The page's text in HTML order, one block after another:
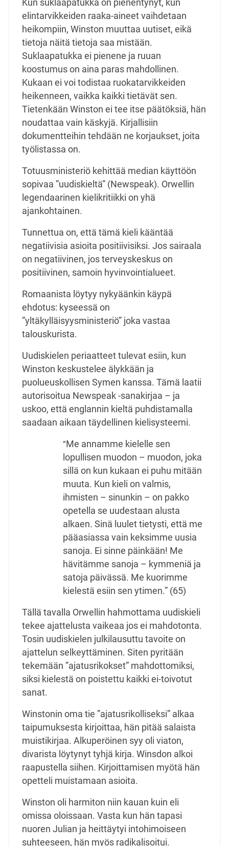
elintarvikkeiden raaka-aineet vaihdetaan
heikompiin, Winston muuttaa uutiset, eikä
tietoja näitä tietoja saa mistään.
Suklaapatukka ei pienene ja ruuan
koostumus on aina paras mahdollinen.
Kukaan ei voi todistaa ruokatarvikkeiden
heikenneen, vaikka kaikki tietävät sen.
Tietenkään Winston ei tee itse päätöksiä, hän
noudattaa vain käskyjä. Kirjallisiin
dokumentteihin tehdään ne korjaukset, joita
työlistassa on.
Totuusministeriö kehittää median käyttöön
sopivaa ”uudiskieltä” (Newspeak). Orwellin
legendaarinen kielikritiikki on yhä
ajankohtainen.
Tunnettua on, että tämä kieli kääntää
negatiivisia asioita positiivisiksi. Jos sairaala
on negatiivinen, jos terveyskeskus on
positiivinen, samoin hyvinvointialueet.
Romaanista löytyy nykyäänkin käypä
ehdotus: kyseessä on
”yltäkylläisyysministeriö” joka vastaa
talouskurista.
Uudiskielen periaatteet tulevat esiin, kun
Winston keskustelee älykkään ja
puolueuskollisen Symen kanssa. Tämä laatii
autorisoitua Newspeak -sanakirjaa – ja
uskoo, että englannin kieltä puhdistamalla
saadaan aikaan täydellinen kielisysteemi.
”Me annamme kielelle sen
lopullisen muodon – muodon, joka
sillä on kun kukaan ei puhu mitään
muuta. Kun kieli on valmis,
ihmisten – sinunkin – on pakko
opetella se uudestaan alusta
alkaen. Sinä luulet tietysti, että me
pääasiassa vain keksimme uusia
sanoja. Ei sinne päinkään! Me
hävitämme sanoja – kymmeniä ja
satoja päivässä. Me kuorimme
kielestä esiin sen ytimen.” (65)
Tällä tavalla Orwellin hahmottama uudiskieli
tekee ajattelusta vaikeaa jos ei mahdotonta.
Tosin uudiskielen julkilausuttu tavoite on
ajattelun selkeyttäminen. Siten pyritään
tekemään ”ajatusrikokset” mahdottomiksi,
siksi kielestä on poistettu kaikki ei-toivotut
sanat.
Winstonin oma tie ”ajatusrikolliseksi” alkaa
taipumuksesta kirjoittaa, hän pitää salaista
muistikirjaa. Alkuperöinen syy oli viaton,
divarista löytynyt tyhjä kirja. Winsdon alkoi
raapustella siihen. Kirjoittamisen myötä hän
opetteli muistamaan asioita.
Winston oli harmiton niin kauan kuin eli
omissa oloissaan. Vasta kun hän tapasi
nuoren Julian ja heittäytyi intohimoiseen
suhteeseen, hän myös radikalisoitui.